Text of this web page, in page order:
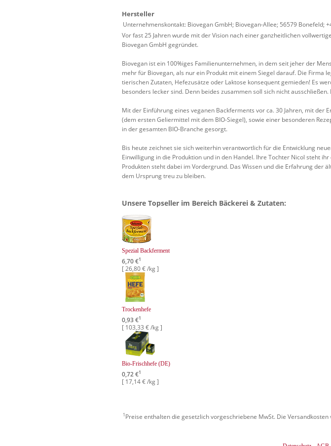
Hersteller
Unternehmenskontakt: Biovegan GmbH; Biovegan-Allee; 56579 Bonefeld;
Vor fast 25 Jahren wurde mit der Vision nach einer ganzheitlichen
Biovegan GmbH gegründet.
Biovegan ist ein 100%iges Familienunternehmen, in dem seit jeher der
mehr für Biovegan, als nur ein Produkt mit einem Siegel darauf. Die Firma
tierischen Zutaten, Hefezusätze oder Laktose konsequent gemieden! Es
besonders lecker sind. Denn beides zusammen soll sich nicht
Mit der Einführung eines veganen Backferments vor ca. 30 Jahren, mit der
(dem ersten Geliermittel mit dem BIO-Siegel), sowie einer besonderen
in der gesamten BIO-Branche gesorgt.
Bis heute zeichnet sie sich weiterhin verantwortlich für die Entwicklung
Einwilligung in die Produktion und in den Handel. Ihre Tochter Nicol steht
Produkten steht dabei im Vordergrund. Das Wissen und die Erfahrung
dem Ursprung treu zu bleiben.
Unsere Topseller im Bereich Bäckerei & Zutaten:
Spezial Backferment
6,70 €1
[ 26,80 € /kg ]
Trockenhefe
0,93 €1
[ 103,33 € /kg ]
Bio-Frischhefe (DE)
0,72 €1
[ 17,14 € /kg ]
1 Preise enthalten die gesetzlich vorgeschriebene MwSt. Die